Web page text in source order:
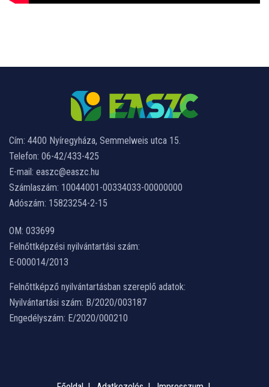
Cím: 4400 Nyíregyháza, Semmelweis utca 15.
Telefon: 06-42/433-425
E-mail: easzc@easzc.hu
Számlaszám: 10044001-00334033-00000000
Adószám: 15823254-2-15
OM: 033699
Felnőttképzési nyilvántartási szám:
E-000014/2013
Felnőttképző nyilvántartásban szereplő adatok:
Nyilvántartási szám: B/2020/003187
Engedélyszám: E/2020/000210